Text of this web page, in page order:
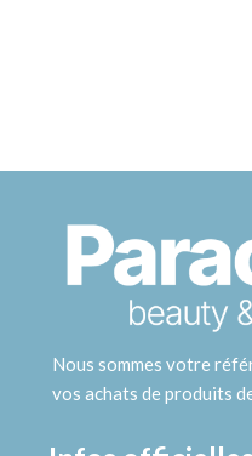
Nous sommes votre
vos achats de produits